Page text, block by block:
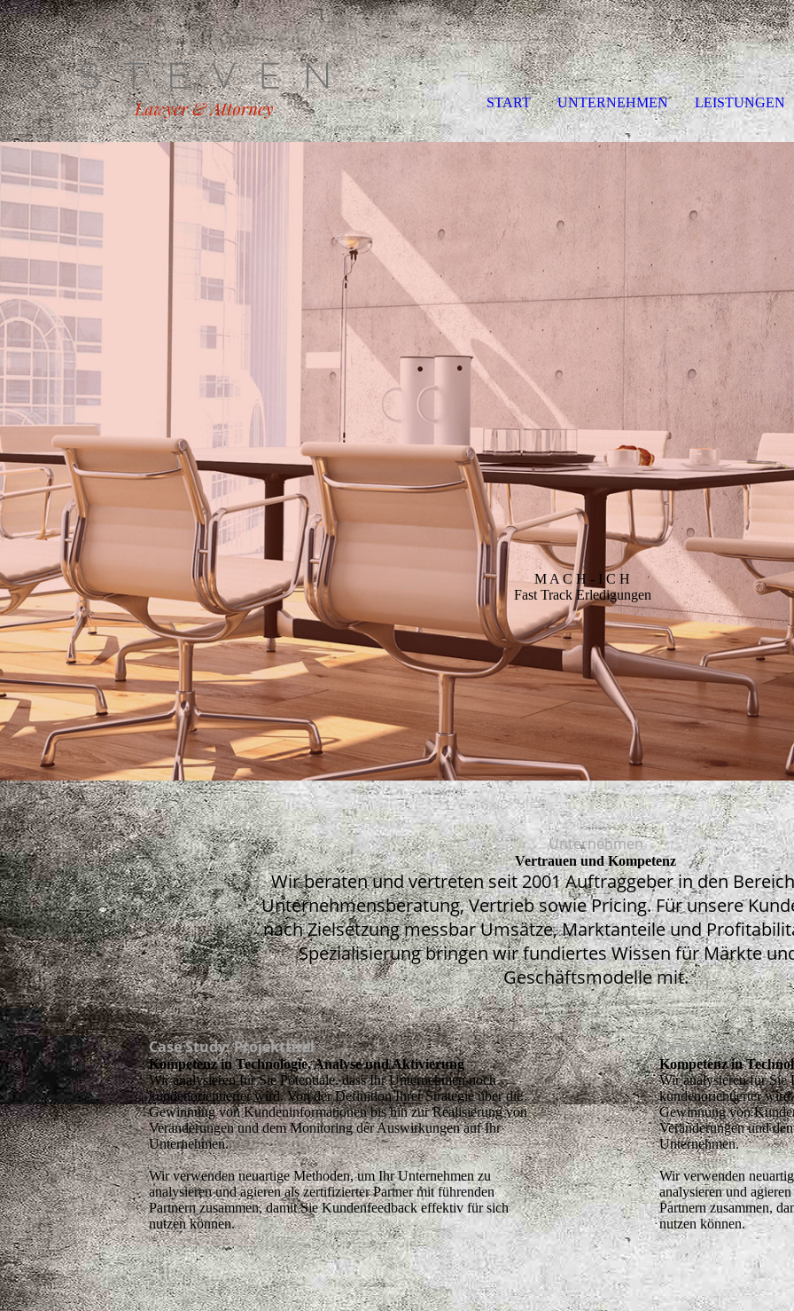
START UNTERNEHMEN LEISTUNGEN
M A C H - I C H
Fast Track Erledigungen
Unternehmen
Vertrauen und Kompetenz
Wir beraten und vertreten seit 2001 Auftraggeber in den
Unternehmensberatung, Vertrieb sowie Pricing. Für unsere
nach Zielsetzung messbar Umsätze, Marktanteile und
Spezialisierung bringen wir fundiertes Wissen für Märkte
Geschäftsmodelle mit.
Case Study: Projekttitel
Kompetenz in Technologie, Analyse und Aktivierung
Wir analysieren für Sie Potentiale, dass Ihr Unternehmen noch
kundenorientierter wird. Von der Definition Ihrer Strategie über die
Gewinnung von Kundeninformationen bis hin zur Realisierung von
Veränderungen und dem Monitoring der Auswirkungen auf Ihr
Unternehmen.
Wir verwenden neuartige Methoden, um Ihr Unternehmen zu
analysieren und agieren als zertifizierter Partner mit führenden
Partnern zusammen, damit Sie Kundenfeedback effektiv für sich
nutzen können.
Case Study:
Kompetenz in
Wir analysieren für Sie
kundenorientierter
Gewinnung von
Veränderungen und
Unternehmen.
Wir verwenden
analysieren und
Partnern zusammen,
nutzen können.